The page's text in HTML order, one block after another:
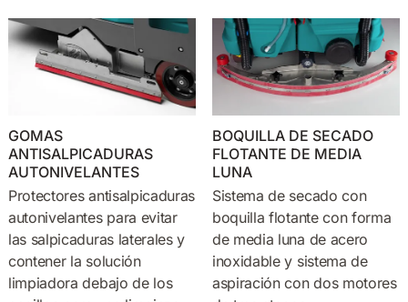
GOMAS
ANTISALPICADURAS
AUTONIVELANTES
Protectores antisalpicaduras
autonivelantes para evitar
las salpicaduras laterales y
contener la solución
limpiadora debajo de los
BOQUILLA DE SECADO
FLOTANTE DE MEDIA
LUNA
Sistema de secado con
boquilla flotante con forma
de media luna de acero
inoxidable y sistema de
aspiración con dos motores